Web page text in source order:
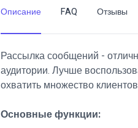
Описание FAQ Отзывы
Рассылка сообщений -
аудитории. Лучше
охватить множество
Основные функции: